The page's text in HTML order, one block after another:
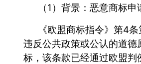
（1）背景：恶意商标申
《欧盟商标指令》第4
违反公共政策或公认的道德
标，该条款已经通过欧盟判